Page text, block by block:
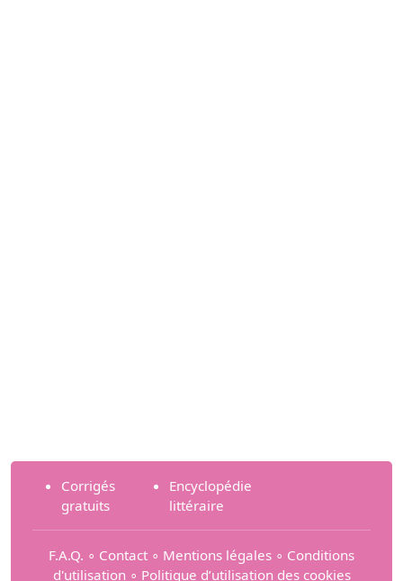
Corrigés
gratuits
Encyclopédie
littéraire
F.A.Q. ∘ Contact ∘ Mentions légales ∘ Conditions
d'utilisation ∘ Politique d’utilisation des cookies